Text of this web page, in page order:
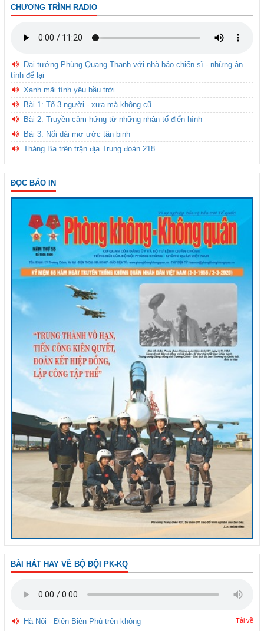
CHƯƠNG TRÌNH RADIO
Đại tướng Phùng Quang Thanh với nhà báo chiến sĩ - những ân
tình để lại
Xanh mãi tình yêu bầu trời
Bài 1: Tổ 3 người - xưa mà không cũ
Bài 2: Truyền cảm hứng từ những nhân tố điển hình
Bài 3: Nối dài mơ ước tân binh
Tháng Ba trên trận địa Trung đoàn 218
ĐỌC BÁO IN
BÀI HÁT HAY VỀ BỘ ĐỘI PK-KQ
Hà Nội - Điện Biên Phủ trên không Tải về